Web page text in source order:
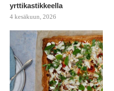
yrttikastikkeella
4 kesäkuun, 2026